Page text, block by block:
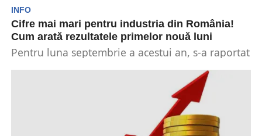
INFO
Cifre mai mari pentru industria din România!
Cum arată rezultatele primelor nouă luni
Pentru luna septembrie a acestui an, s-a raportat